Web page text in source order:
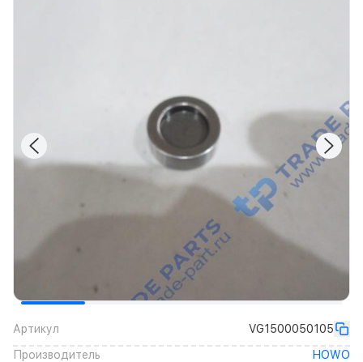
Артикул
VG1500050105
Производитель
HOWO